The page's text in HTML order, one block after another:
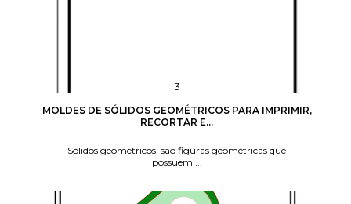
MOLDES DE SÓLIDOS GEOMÉTRICOS PARA IMPRIMIR,
RECORTAR E...
Sólidos geométricos são figuras geométricas que
possuem ...